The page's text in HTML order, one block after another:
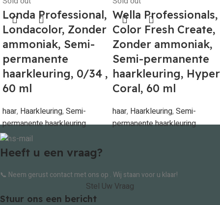
Londa Professional,
Londacolor, Zonder
ammoniak, Semi-
permanente
haarkleuring, 0/34 ,
60 ml
haar, Haarkleuring, Semi-
permanente haarkleuring
€10,55
Lees verder
Wella Professionals,
Color Fresh Create,
Zonder ammoniak,
Semi-permanente
haarkleuring, Hyper
Coral, 60 ml
haar, Haarkleuring, Semi-
permanente haarkleuring
Heeft u een vraag?
📞 Neem gerust contact met ons op . Wij staan voor u klaar!
Stel Uw Vraag
Stuur ons een bericht